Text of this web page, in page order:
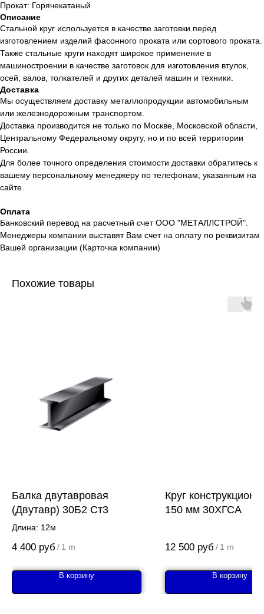
Прокат: Горячекатаный
Описание
Стальной круг используется в качестве заготовки перед
изготовлением изделий фасонного проката или сортового проката.
Также стальные круги находят широкое применение в
машиностроении в качестве заготовок для изготовления втулок,
осей, валов, толкателей и других деталей машин и техники.
Доставка
Мы осуществляем доставку металлопродукции автомобильным
или железнодорожным транспортом.
Доставка производится не только по Москве, Московской области,
Центральному Федеральному округу, но и по всей территории
России.
Для более точного определения стоимости доставки обратитесь к
вашему персональному менеджеру по телефонам, указанным на
сайте.
Оплата
Банковский перевод на расчетный счет ООО "МЕТАЛЛСТРОЙ".
Менеджеры компании выставят Вам счет на оплату по реквизитам
Вашей организации (Карточка компании)
Похожие товары
Балка двутавровая
(Двутавр) 30Б2 Ст3
Длина: 12м
4 400 руб / 1 m
В корзину
Круг
150 мм 30ХГСА
12 500 руб / 1 m
В корзину